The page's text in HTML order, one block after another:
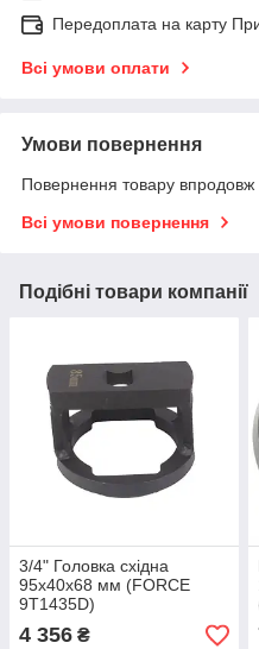
Передоплата на карту
Всі умови оплати
Умови повернення
Повернення товару впродовж
Всі умови повернення
Подібні товари компанії
3/4" Головка східна
95x40x68 мм (FORCE
9T1435D)
4 356 ₴